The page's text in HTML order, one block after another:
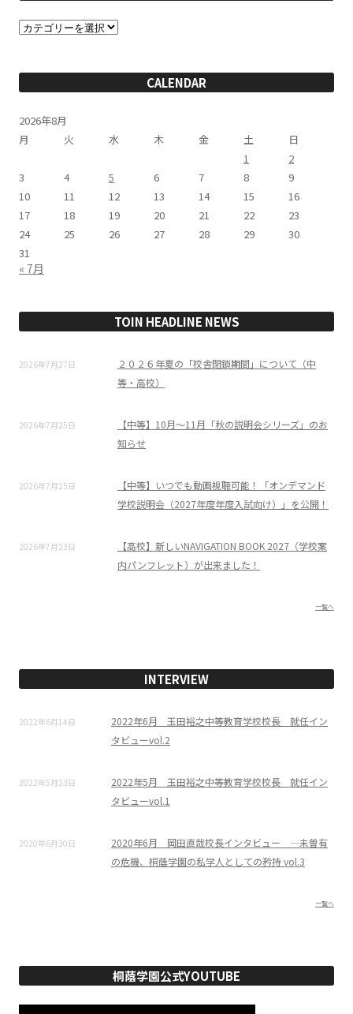
カ
テ
ー
CALENDAR
2026年8月
月
火 水 木 金 土
日
1
2
3
4 5 6 7 8
9
10
11 12 13 14 15
16
17
18 19 20 21 22
23
24
25 26 27 28 29
30
31
« 7月
TOIN HEADLINE NEWS
2026年7月27日
２０２６年夏の「校舎閉鎖期間」について（中
等・高校）
2026年7月25日
【中等】10月～11月「秋の説明会シリーズ」のお
知らせ
2026年7月25日
【中等】いつでも動画視聴可能！「オンデマンド
学校説明会（2027年度年度入試向け）」を公開！
2026年7月23日
【高校】新しいNAVIGATION BOOK 2027（学校案
内パンフレット）が出来ました！
一覧へ
INTERVIEW
2022年6月14日
2022年6月 玉田裕之中等教育学校校長 就任イン
タビューvol.2
2022年5月23日
2022年5月 玉田裕之中等教育学校校長 就任イン
タビューvol.1
2020年6月30日
2020年6月 岡田直哉校長インタビュー ―未曽有
の危機、桐蔭学園の私学人としての矜持 vol.3
一覧へ
桐蔭学園公式YOUTUBE